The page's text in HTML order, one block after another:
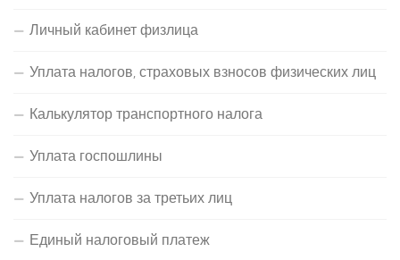
Личный кабинет физлица
Уплата налогов, страховых взносов физических лиц
Калькулятор транспортного налога
Уплата госпошлины
Уплата налогов за третьих лиц
Единый налоговый платеж